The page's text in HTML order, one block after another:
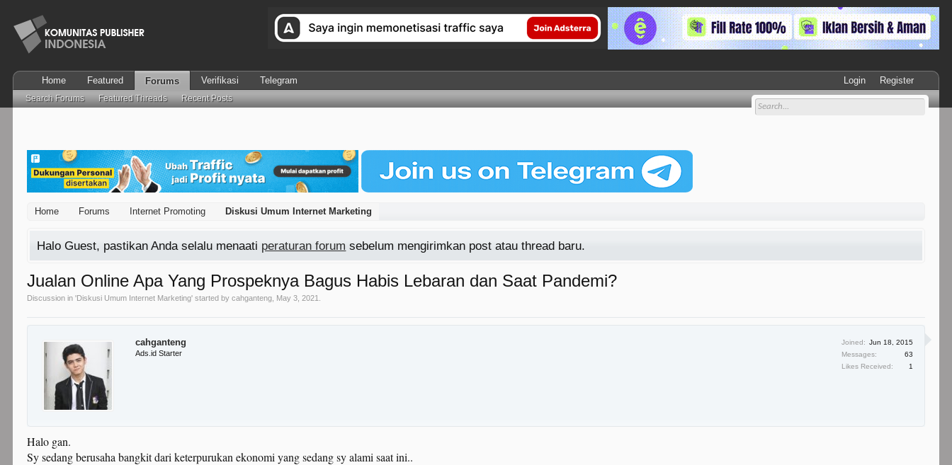
Home Forums Internet Promoting Diskusi Umum Internet Marketing
Halo Guest, pastikan Anda selalu menaati peraturan forum sebelum mengirimkan post atau thread baru.
Jualan Online Apa Yang Prospeknya Bagus Habis Lebaran dan Saat Pandemi?
Discussion in 'Diskusi Umum Internet Marketing' started bycahganteng May 3, 2021
cahganteng
Ads.id Starter
Joined: Jun 18, 2015
Messages:
63
Likes Received:
1
Halo gan.
Sy sedang berusaha bangkit dari keterpurukan ekonomi yang sedang sy alami saat ini..
Home Featured Forums
Search Forums Featured Threads Recent Posts
Verifikasi Telegram Login Register